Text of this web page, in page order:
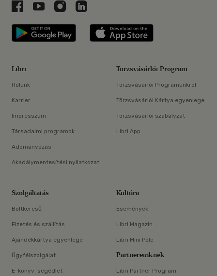
Libri a Facebookon
Libri a Youtube-on
Libri az Instagramon
Libri a LinkedInen
Libri applikáció Szerezd meg: Google
Libri
Rólunk
Karrier
Impresszum
Társadalmi programok
Adományozás
Akadálymentesítési nyilatkozat
Törzsvásárlói Program
Törzsvásárlói Programunkról
Törzsvásárlói Kártya egyenlege
Törzsvásárlói szabályzat
Libri App
Szolgáltatás
Boltkereső
Fizetés és szállítás
Ajándékkártya egyenlege
Ügyfélszolgálat
E-könyv-segédlet
Kultúra
Események
Libri Magazin
Libri Mini Polc
Partnereinknek
Libri Partner Program